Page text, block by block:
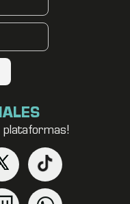
plataformas!